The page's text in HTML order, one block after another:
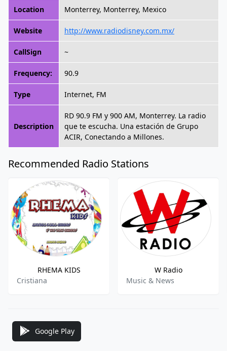
Location Monterrey, Monterrey, Mexico
Website http://www.radiodisney.com.mx/
CallSign ~
Frequency: 90.9
Type Internet, FM
Description
RD 90.9 FM y 900 AM, Monterrey. La radio
que te escucha. Una estación de Grupo
ACIR, Conectando a Millones.
Recommended Radio Stations
RHEMA KIDS
Cristiana
W Radio
Music & News
Google Play